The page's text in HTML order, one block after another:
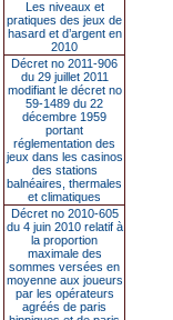
Les niveaux et
pratiques des jeux de
hasard et d’argent en
2010
Décret no 2011-906
du 29 juillet 2011
modifiant le décret no
59-1489 du 22
décembre 1959
portant
réglementation des
jeux dans les casinos
des stations
balnéaires, thermales
et climatiques
Décret no 2010-605
du 4 juin 2010 relatif à
la proportion
maximale des
sommes versées en
moyenne aux joueurs
par les opérateurs
agréés de paris